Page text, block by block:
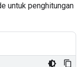
untuk penghitungan